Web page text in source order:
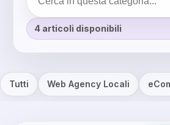
4 articoli disponibili
Tutti Web Agency Locali